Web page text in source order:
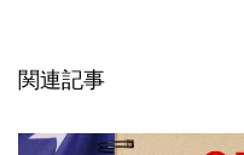
関連記事